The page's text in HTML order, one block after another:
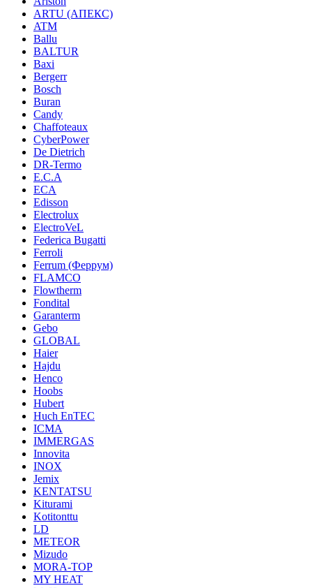
ARTU (АПЕКС)
ATM
Ballu
BALTUR
Baxi
Bergerr
Bosch
Buran
Candy
Chaffoteaux
CyberPower
De Dietrich
DR-Termo
E.C.A
ECA
Edisson
Electrolux
ElectroVeL
Federica Bugatti
Ferroli
Ferrum (Феррум)
FLAMCO
Flowtherm
Fondital
Garanterm
Gebo
GLOBAL
Haier
Hajdu
Henco
Hoobs
Hubert
Huch EnTEC
ICMA
IMMERGAS
Innovita
INOX
Jemix
KENTATSU
Kiturami
Kotitonttu
LD
METEOR
Mizudo
MORA-TOP
MY HEAT